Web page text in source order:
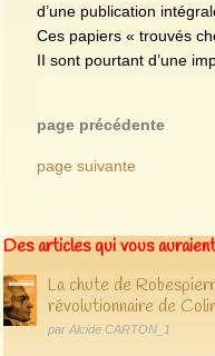
d’une publication
Ces papiers « trouvés
II sont pourtant d’une
page précédente
page suivante
Des articles qui vous
La chute de
révolutionnaire de
par Alcide CARTON_1